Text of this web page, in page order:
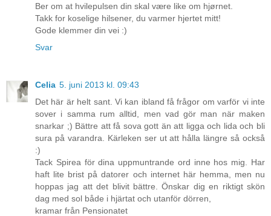
Ber om at hvilepulsen din skal være like om hjørnet.
Takk for koselige hilsener, du varmer hjertet mitt!
Gode klemmer din vei :)
Svar
Celia 5. juni 2013 kl. 09:43
Det här är helt sant. Vi kan ibland få frågor om varför vi inte
sover i samma rum alltid, men vad gör man när maken
snarkar ;) Bättre att få sova gott än att ligga och lida och bli
sura på varandra. Kärleken ser ut att hålla längre så också
:)
Tack Spirea för dina uppmuntrande ord inne hos mig. Har
haft lite brist på datorer och internet här hemma, men nu
hoppas jag att det blivit bättre. Önskar dig en riktigt skön
dag med sol både i hjärtat och utanför dörren,
kramar från Pensionatet